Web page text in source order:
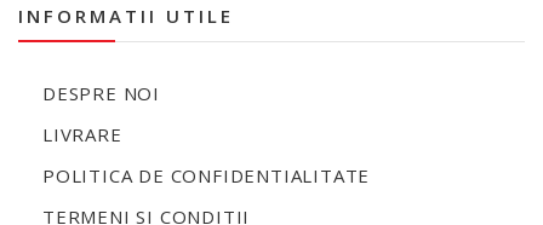
INFORMATII UTILE
DESPRE NOI
LIVRARE
POLITICA DE CONFIDENTIALITATE
TERMENI SI CONDITII